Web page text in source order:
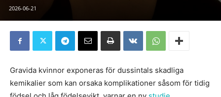
2026-06-21
Gravida kvinnor exponeras för dussintals skadliga
kemikalier som kan orsaka komplikationer såsom för tidig